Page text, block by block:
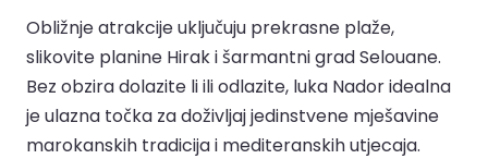
Obližnje atrakcije uključuju prekrasne plaže,
slikovite planine Hirak i šarmantni grad Selouane.
Bez obzira dolazite li ili odlazite, luka Nador idealna
je ulazna točka za doživljaj jedinstvene mješavine
marokanskih tradicija i mediteranskih utjecaja.